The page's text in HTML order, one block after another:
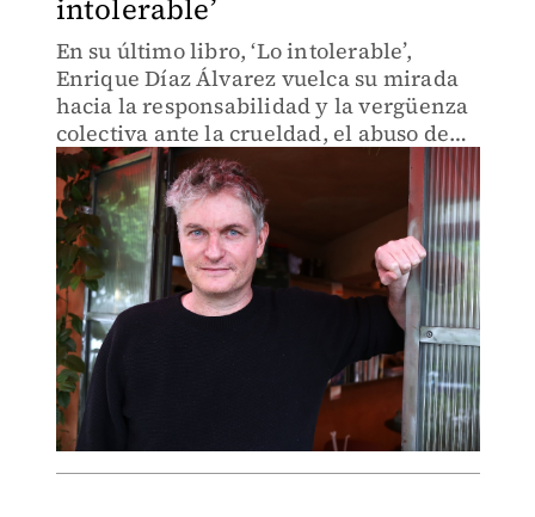
intolerable’
En su último libro, ‘Lo intolerable’,
Enrique Díaz Álvarez vuelca su mirada
hacia la responsabilidad y la vergüenza
colectiva ante la crueldad, el abuso de
poder y la indiferencia.